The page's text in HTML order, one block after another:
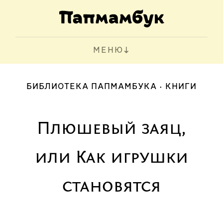
МЕНЮ
БИБЛИОТЕКА ПАПМАМБУКА КНИГИ
Плюшевый заяц,
или Как игрушки
становятся